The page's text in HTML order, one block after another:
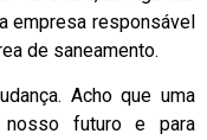
empresa responsável
de saneamento.
Acho que uma
futuro e para